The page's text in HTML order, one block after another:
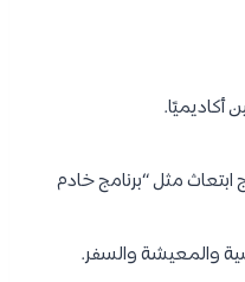
أكاديميًا.
ابتعاث مثل “برنامج خادم
والمعيشة والسفر.